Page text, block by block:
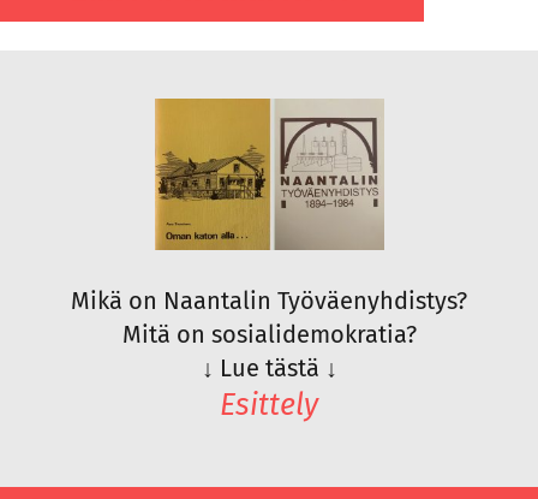
Mikä on Naantalin Työväenyhdistys?
Mitä on sosialidemokratia?
↓ Lue tästä ↓
Esittely